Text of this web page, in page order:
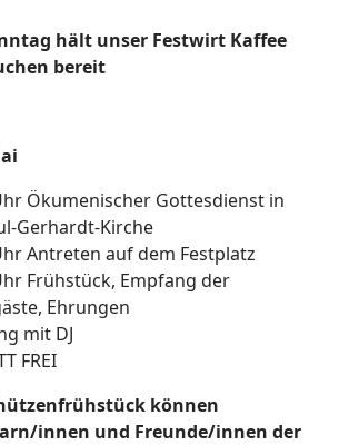
hält unser Festwirt Kaffee
bereit
Ökumenischer Gottesdienst in
Gerhardt-Kirche
Antreten auf dem Festplatz
Frühstück, Empfang der
Ehrungen
mit DJ
FREI
können
innen und Freunde/innen der